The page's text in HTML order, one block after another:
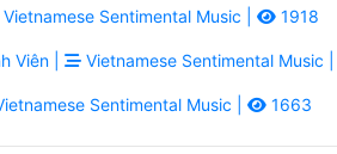
Vietnamese Sentimental Music | 1918
Viên | Vietnamese Sentimental Music |
Sentimental Music | 1663